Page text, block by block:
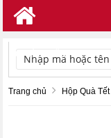
TÌM KIẾM
Trang chủ Hộp Quà Tết